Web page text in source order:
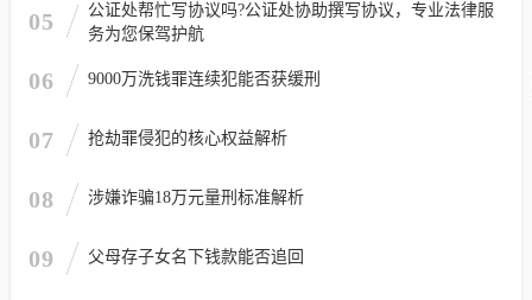
05
公证处帮忙写协议吗?公证处协助撰写协议，专业法律服
务为您保驾护航
06 9000万洗钱罪连续犯能否获缓刑
07 抢劫罪侵犯的核心权益解析
08 涉嫌诈骗18万元量刑标准解析
09 父母存子女名下钱款能否追回